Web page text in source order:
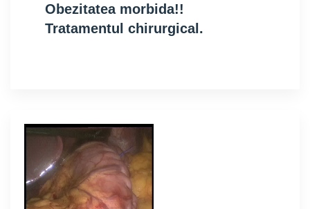
Obezitatea morbida!!
Tratamentul chirurgical.